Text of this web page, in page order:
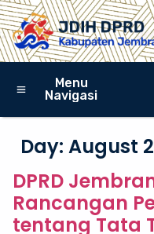
Menu
Navigasi
Day: August
DPRD
Rancangan
tentang Tata